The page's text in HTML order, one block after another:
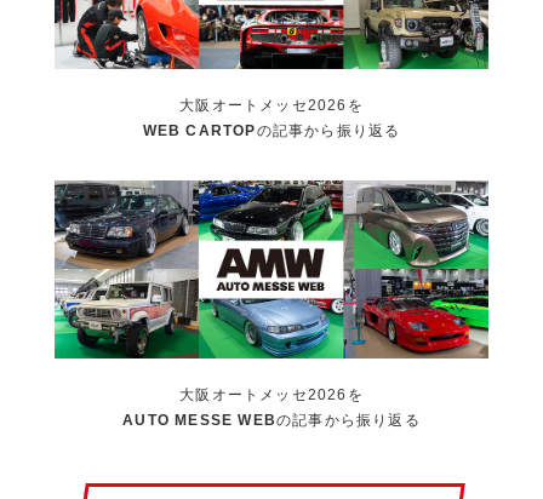
大阪オートメッセ2026を
WEB CARTOPの記事から振り返る
大阪オートメッセ2026を
AUTO MESSE WEBの記事から振り返る